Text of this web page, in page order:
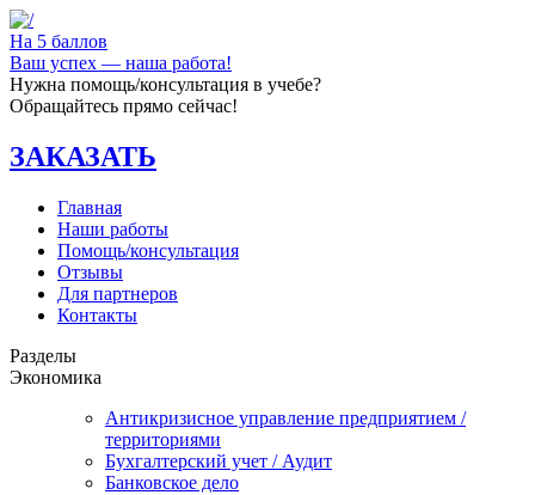
На 5 баллов
Ваш успех — наша работа!
Нужна помощь/консультация в учебе?
Обращайтесь прямо сейчас!
ЗАКАЗАТЬ
Главная
Наши работы
Помощь/консультация
Отзывы
Для партнеров
Контакты
Разделы
Экономика
Антикризисное управление предприятием /
территориями
Бухгалтерский учет / Аудит
Банковское дело